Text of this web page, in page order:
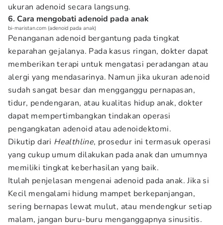
ukuran adenoid secara langsung.
6. Cara mengobati adenoid pada anak
bi-maristan.com (adenoid pada anak)
Penanganan adenoid bergantung pada tingkat
keparahan gejalanya. Pada kasus ringan, dokter dapat
memberikan terapi untuk mengatasi peradangan atau
alergi yang mendasarinya. Namun jika ukuran adenoid
sudah sangat besar dan mengganggu pernapasan,
tidur, pendengaran, atau kualitas hidup anak, dokter
dapat mempertimbangkan tindakan operasi
pengangkatan adenoid atau adenoidektomi.
Dikutip dari Healthline, prosedur ini termasuk operasi
yang cukup umum dilakukan pada anak dan umumnya
memiliki tingkat keberhasilan yang baik.
Itulah penjelasan mengenai adenoid pada anak. Jika si
Kecil mengalami hidung mampet berkepanjangan,
sering bernapas lewat mulut, atau mendengkur setiap
malam, jangan buru-buru menganggapnya sinusitis.